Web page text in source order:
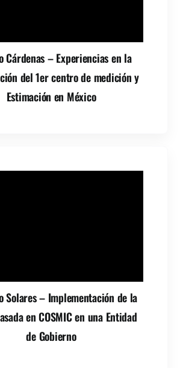
Cárdenas – Experiencias en la
del 1er centro de medición y
Estimación en México
Solares – Implementación de la
en COSMIC en una Entidad
de Gobierno